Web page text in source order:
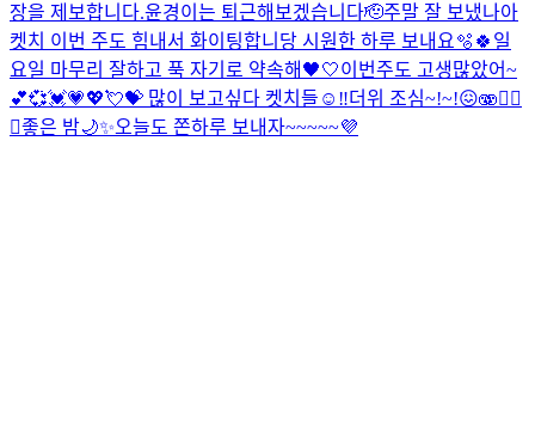
장을 제보합니다.윤경이는 퇴근해보겠습니다🫡주말 잘 보냈나아
켓치 이번 주도 힘내서 화이팅합니당 시원한 하루 보내요🫧🍀 일
요일 마무리 잘하고 푹 자기로 약속해🖤🤍이번주도 고생많았어~
💕💞💓💗💖💘💝 많이 보고싶다 켓치들☺️‼️더위 조심~!~!😖🫨❤️‍🔥
🧸좋은 밤🌙✨오늘도 쫀하루 보내자~~~~~💜